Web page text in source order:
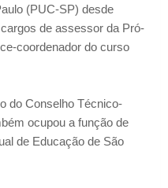
(PUC-SP) desde
de assessor da Pró-
coordenador do curso
do Conselho Técnico-
ocupou a função de
de Educação de São